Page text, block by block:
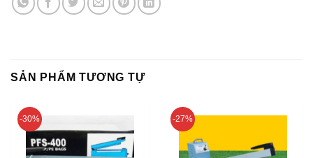
SẢN PHẨM TƯƠNG TỰ
-30% -27%